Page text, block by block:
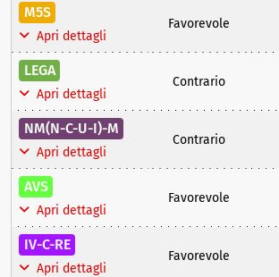
M5S
Apri dettagli
Favorevole
LEGA
Apri dettagli
Contrario
NM(N-C-U-I)-M
Apri dettagli
Contrario
AVS
Apri dettagli
Favorevole
IV-C-RE
Apri dettagli
Favorevole